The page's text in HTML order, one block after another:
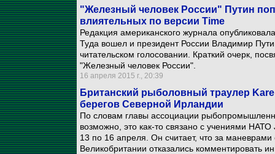
"Железный человек России" Путин
влиятельных по версии Time
Редакция американского журнала
Туда вошел и президент России Владимир
читательском голосовании. Краткий очерк,
"Железный человек России".
16 апреля 2015 г., 20:39
Британский рыболовный траулер
берегов Северной Ирландии
По словам главы ассоциации
возможно, это как-то связано с учениями
13 по 16 апреля. Он считает, что за
Великобритании отказались комментировать